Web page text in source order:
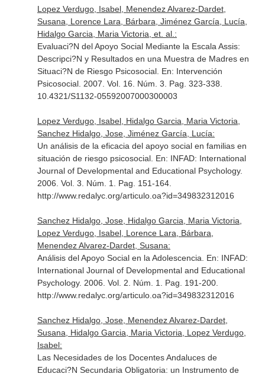
Lopez Verdugo, Isabel, Menendez Alvarez-Dardet,
Susana, Lorence Lara, Bárbara, Jiménez García, Lucía,
Hidalgo Garcia, Maria Victoria, et. al.:
Evaluaci?N del Apoyo Social Mediante la Escala Assis:
Descripci?N y Resultados en una Muestra de Madres en
Situaci?N de Riesgo Psicosocial. En: Intervención
Psicosocial. 2007. Vol. 16. Núm. 3. Pag. 323-338.
10.4321/S1132-05592007000300003
Lopez Verdugo, Isabel, Hidalgo Garcia, Maria Victoria,
Sanchez Hidalgo, Jose, Jiménez García, Lucía:
Un análisis de la eficacia del apoyo social en familias en
situación de riesgo psicosocial. En: INFAD: International
Journal of Developmental and Educational Psychology.
2006. Vol. 3. Núm. 1. Pag. 151-164.
http://www.redalyc.org/articulo.oa?id=349832312016
Sanchez Hidalgo, Jose, Hidalgo Garcia, Maria Victoria,
Lopez Verdugo, Isabel, Lorence Lara, Bárbara,
Menendez Alvarez-Dardet, Susana:
Análisis del Apoyo Social en la Adolescencia. En: INFAD:
International Journal of Developmental and Educational
Psychology. 2006. Vol. 2. Núm. 1. Pag. 191-200.
http://www.redalyc.org/articulo.oa?id=349832312016
Sanchez Hidalgo, Jose, Menendez Alvarez-Dardet,
Susana, Hidalgo Garcia, Maria Victoria, Lopez Verdugo,
Isabel:
Las Necesidades de los Docentes Andaluces de
Educaci?N Secundaria Obligatoria: un Instrumento de